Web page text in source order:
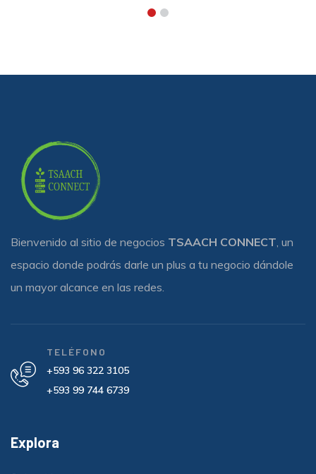
Bienvenido al sitio de negocios TSAACH CONNECT, un
espacio donde podrás darle un plus a tu negocio dándole
un mayor alcance en las redes.
TELÉFONO
+593 96 322 3105
+593 99 744 6739
Explora